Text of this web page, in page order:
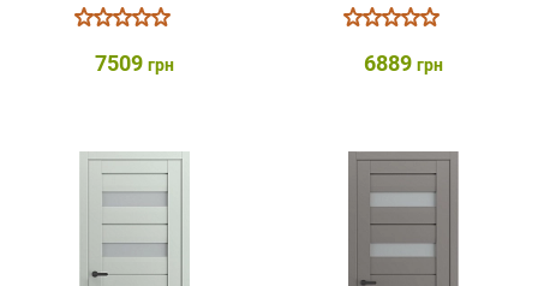
7509 грн 6889 грн